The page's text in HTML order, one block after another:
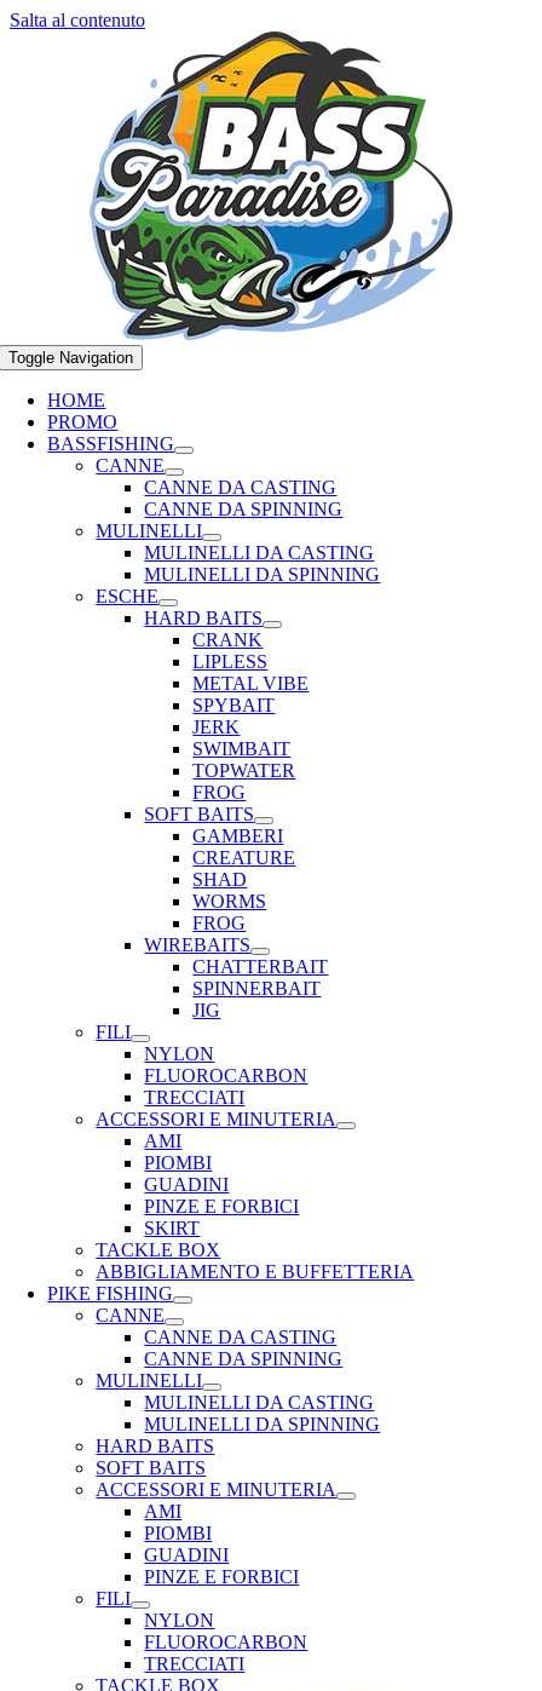
Salta al contenuto
Toggle Navigation
HOME
PROMO
BASSFISHING
CANNE
CANNE DA CASTING
CANNE DA SPINNING
MULINELLI
MULINELLI DA CASTING
MULINELLI DA SPINNING
ESCHE
HARD BAITS
CRANK
LIPLESS
METAL VIBE
SPYBAIT
JERK
SWIMBAIT
TOPWATER
FROG
SOFT BAITS
GAMBERI
CREATURE
SHAD
WORMS
FROG
WIREBAITS
CHATTERBAIT
SPINNERBAIT
JIG
FILI
NYLON
FLUOROCARBON
TRECCIATI
ACCESSORI E MINUTERIA
AMI
PIOMBI
GUADINI
PINZE E FORBICI
SKIRT
TACKLE BOX
ABBIGLIAMENTO E BUFFETTERIA
PIKE FISHING
CANNE
CANNE DA CASTING
CANNE DA SPINNING
MULINELLI
MULINELLI DA CASTING
MULINELLI DA SPINNING
HARD BAITS
SOFT BAITS
ACCESSORI E MINUTERIA
AMI
PIOMBI
GUADINI
PINZE E FORBICI
FILI
NYLON
FLUOROCARBON
TRECCIATI
TACKLE BOX